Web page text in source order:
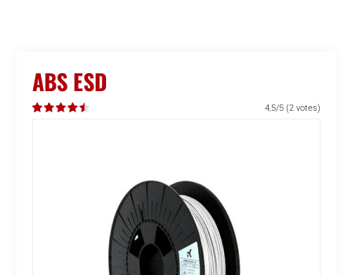
ABS ESD
4,5/5 (2 votes)